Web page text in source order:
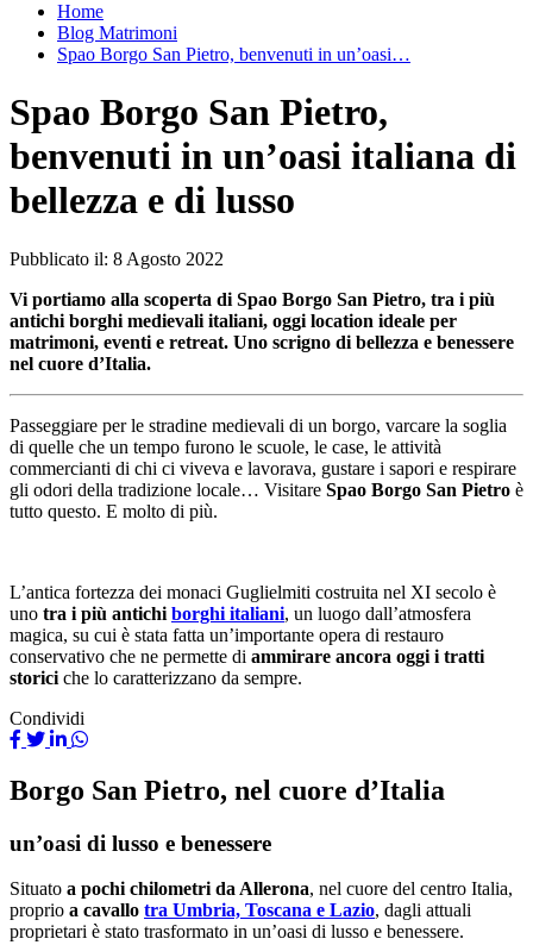
Home
Blog Matrimoni
Spao Borgo San Pietro, benvenuti in un’oasi…
Spao Borgo San Pietro,
benvenuti in un’oasi italiana di
bellezza e di lusso
Pubblicato il: 8 Agosto 2022
Vi portiamo alla scoperta di Spao Borgo San Pietro, tra i più
antichi borghi medievali italiani, oggi location ideale per
matrimoni, eventi e retreat. Uno scrigno di bellezza e benessere
nel cuore d’Italia.
Passeggiare per le stradine medievali di un borgo, varcare la soglia
di quelle che un tempo furono le scuole, le case, le attività
commercianti di chi ci viveva e lavorava, gustare i sapori e respirare
gli odori della tradizione locale… Visitare Spao Borgo San Pietro è
tutto questo. E molto di più.
L’antica fortezza dei monaci Guglielmiti costruita nel XI secolo è
uno tra i più antichi borghi italiani, un luogo dall’atmosfera
magica, su cui è stata fatta un’importante opera di restauro
conservativo che ne permette di ammirare ancora oggi i tratti
storici che lo caratterizzano da sempre.
Condividi
Borgo San Pietro, nel cuore d’Italia
un’oasi di lusso e benessere
Situato a pochi chilometri da Allerona, nel cuore del centro Italia,
proprio a cavallo tra Umbria, Toscana e Lazio, dagli attuali
proprietari è stato trasformato in un’oasi di lusso e benessere.